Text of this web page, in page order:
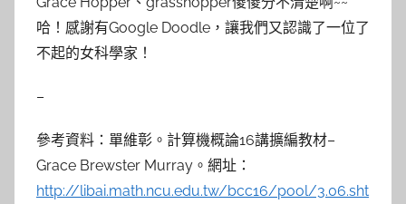
哈！感謝有Google Doodle，讓我們又認識了一位了
不起的女科學家！
–
參考資料：單維彰。計算機概論16講擴編教材–
Grace Brewster Murray。網址：
http://libai.math.ncu.edu.tw/bcc16/pool/3.06.sht